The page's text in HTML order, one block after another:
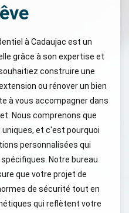
à Cadaujac est un
grâce à son expertise et
construire une
ou rénover un bien
à vous accompagner dans
Nous comprenons que
et c'est pourquoi
personnalisées qui
Notre bureau
que votre projet de
de sécurité tout en
qui reflètent votre